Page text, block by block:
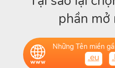
phần mở
Những Tên miền
.eu